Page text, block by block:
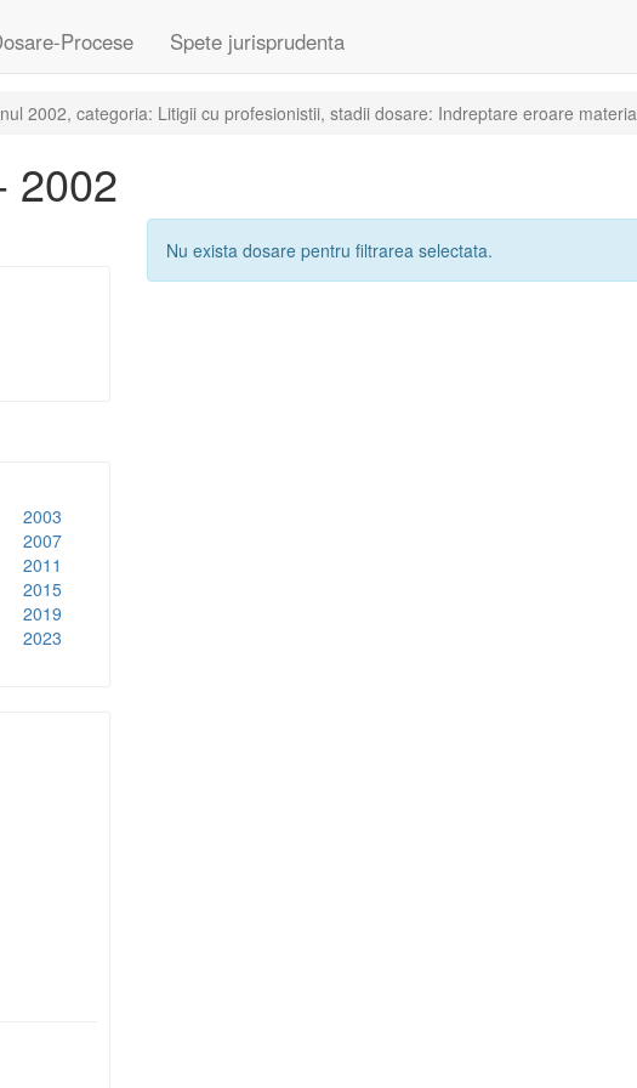
Procese Spete jurisprudenta
2002, categoria: Litigii cu profesionistii, stadii dosare: Indreptare eroare
2002
2003
2007
2011
2015
2019
2023
Nu exista dosare pentru filtrarea selectata.